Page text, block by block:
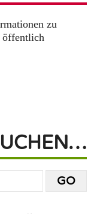
zu
öffentlich